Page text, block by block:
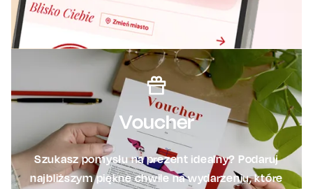
Voucher
Szukasz pomysłu na prezent idealny? Podaruj
najbliższym piękne chwile na wydarzeniu, które